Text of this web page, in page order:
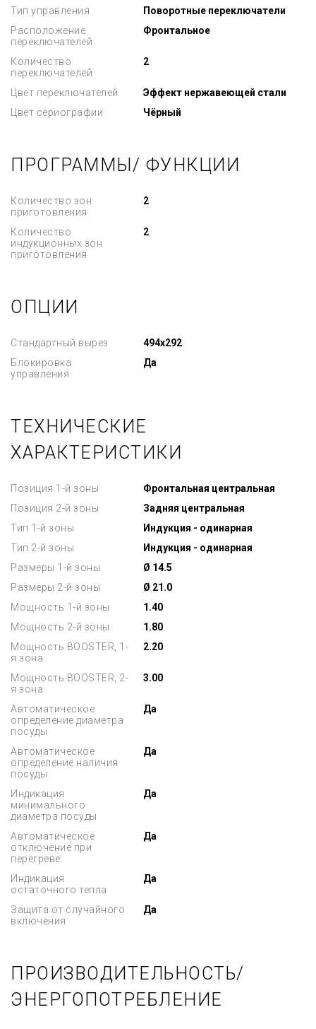
Тип управления
Поворотные переключатели
Расположение
переключателей
Фронтальное
Количество
переключателей
2
Цвет переключателей
Эффект нержавеющей стали
Цвет сериографии
Чёрный
ПРОГРАММЫ/ ФУНКЦИИ
Количество зон
приготовления
2
Количество
индукционных зон
приготовления
2
ОПЦИИ
Стандартный вырез
494x292
Блокировка
управления
Да
ТЕХНИЧЕСКИЕ
ХАРАКТЕРИСТИКИ
Позиция 1-й зоны
Фронтальная центральная
Позиция 2-й зоны
Задняя центральная
Тип 1-й зоны
Индукция - одинарная
Тип 2-й зоны
Индукция - одинарная
Размеры 1-й зоны
Ø 14.5
Размеры 2-й зоны
Ø 21.0
Мощность 1-й зоны
1.40
Мощность 2-й зоны
1.80
Мощность BOOSTER, 1-
я зона
2.20
Мощность BOOSTER, 2-
я зона
3.00
Автоматическое
определение диаметра
посуды
Да
Автоматическое
определение наличия
посуды
Да
Индикация
минимального
диаметра посуды
Да
Автоматическое
отключение при
перегреве
Да
Индикация
остаточного тепла
Да
Защита от случайного
включения
Да
ПРОИЗВОДИТЕЛЬНОСТЬ/
ЭНЕРГОПОТРЕБЛЕНИЕ